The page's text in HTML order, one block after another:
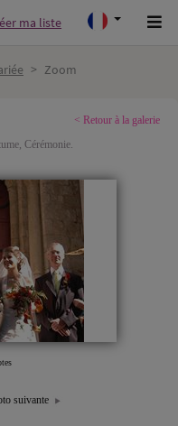
ma liste
> Zoom
< Retour à la galerie
, Cérémonie.
suivante